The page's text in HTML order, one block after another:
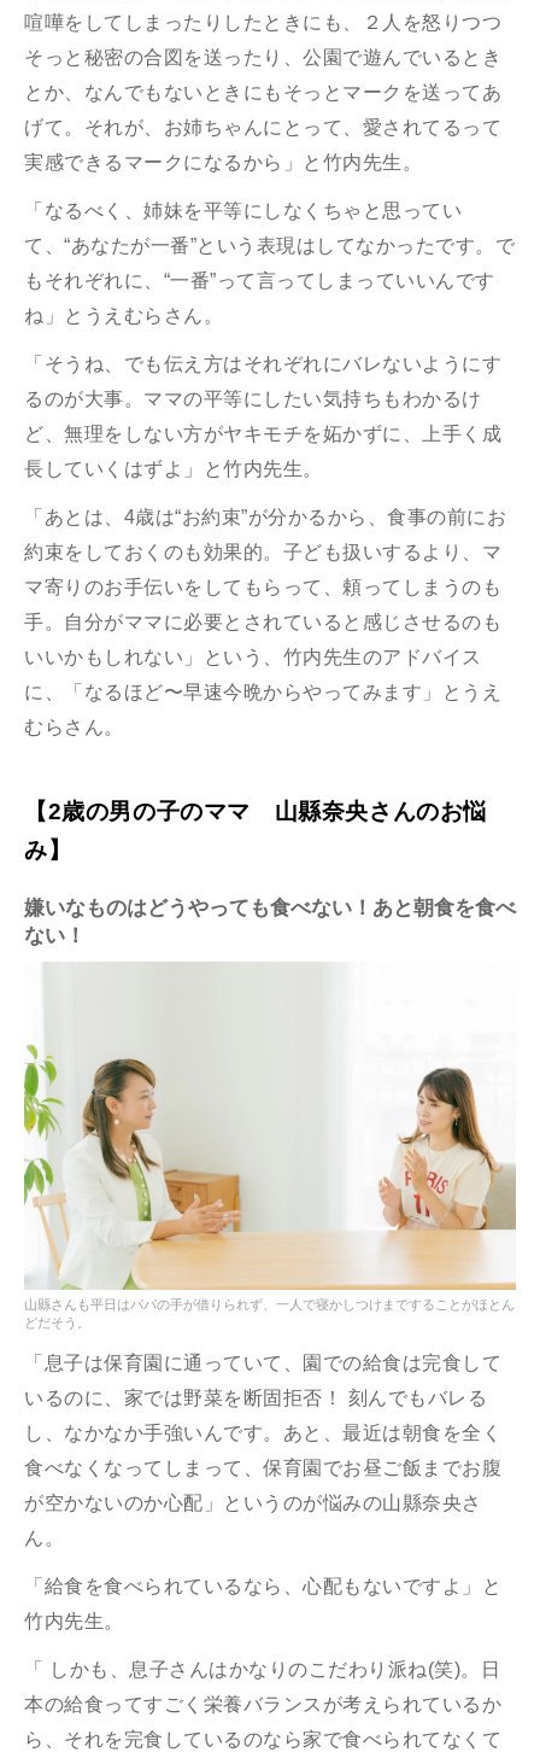
喧嘩をしてしまったりしたときにも、２人を怒りつつ
そっと秘密の合図を送ったり、公園で遊んでいるとき
とか、なんでもないときにもそっとマークを送ってあ
げて。それが、お姉ちゃんにとって、愛されてるって
実感できるマークになるから」と竹内先生。
「なるべく、姉妹を平等にしなくちゃと思ってい
て、“あなたが一番”という表現はしてなかったです。で
もそれぞれに、“一番”って言ってしまっていいんです
ね」とうえむらさん。
「そうね、でも伝え方はそれぞれにバレないようにす
るのが大事。ママの平等にしたい気持ちもわかるけ
ど、無理をしない方がヤキモチを妬かずに、上手く成
長していくはずよ」と竹内先生。
「あとは、4歳は“お約束”が分かるから、食事の前にお
約束をしておくのも効果的。子ども扱いするより、マ
マ寄りのお手伝いをしてもらって、頼ってしまうのも
手。自分がママに必要とされていると感じさせるのも
いいかもしれない」という、竹内先生のアドバイス
に、「なるほど〜早速今晩からやってみます」とうえ
むらさん。
【2歳の男の子のママ 山縣奈央さんのお悩
み】
嫌いなものはどうやっても食べない！あと朝食を食べ
ない！
山縣さんも平日はパパの手が借りられず、一人で寝かしつけまですることがほとん
どだそう。
「息子は保育園に通っていて、園での給食は完食して
いるのに、家では野菜を断固拒否！ 刻んでもバレる
し、なかなか手強いんです。あと、最近は朝食を全く
食べなくなってしまって、保育園でお昼ご飯までお腹
が空かないのか心配」というのが悩みの山縣奈央さ
ん。
「給食を食べられているなら、心配もないですよ」と
竹内先生。
「 しかも、息子さんはかなりのこだわり派ね(笑)。日
本の給食ってすごく栄養バランスが考えられているか
ら、それを完食しているのなら家で食べられてなくて